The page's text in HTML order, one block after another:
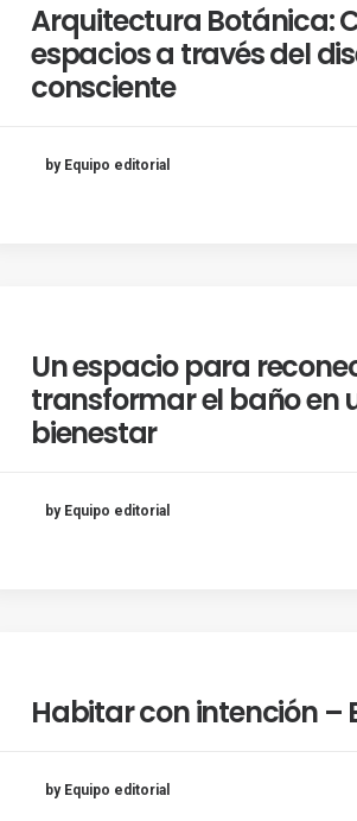
Arquitectura Botánica:
espacios a través del
consciente
by Equipo editorial
Un espacio para
transformar el baño en
bienestar
by Equipo editorial
Habitar con intención –
by Equipo editorial